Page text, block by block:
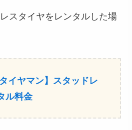
スタイヤをレンタルした場
イヤマン】スタッドレ
ル料金